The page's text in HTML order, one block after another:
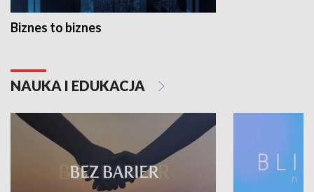
Biznes to biznes
NAUKA I EDUKACJA